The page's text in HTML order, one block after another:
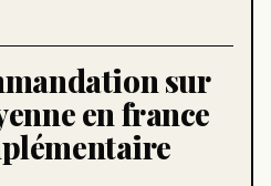
sur
en france